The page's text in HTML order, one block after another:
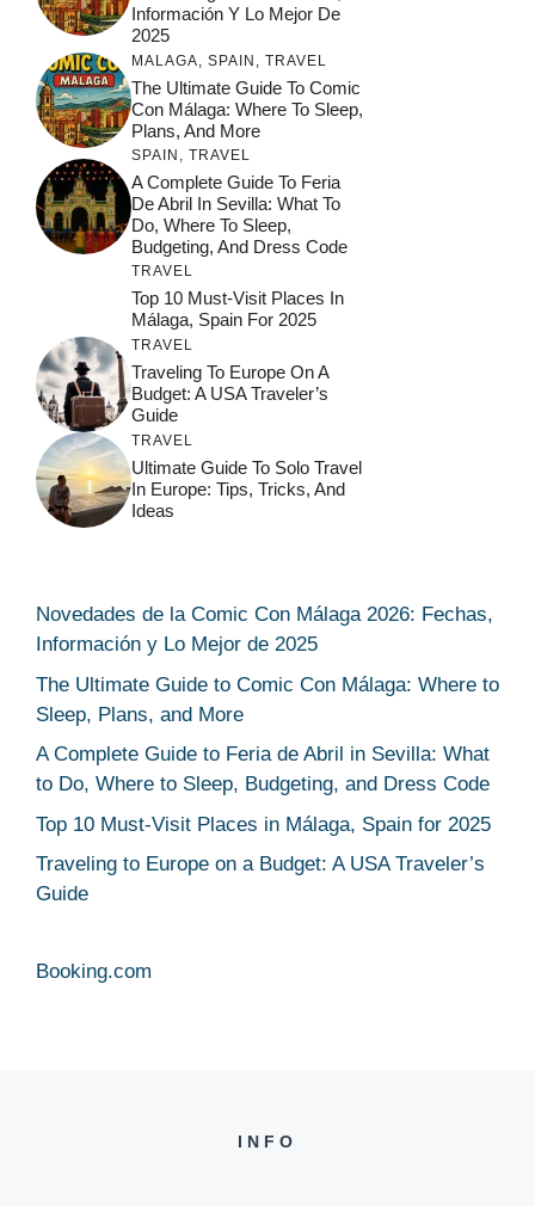
Información Y Lo Mejor De
2025
MALAGA SPAIN TRAVEL
The Ultimate Guide To Comic
Con Málaga: Where To Sleep,
Plans, And More
SPAIN , TRAVEL
A Complete Guide To Feria
De Abril In Sevilla: What To
Do, Where To Sleep,
Budgeting, And Dress Code
TRAVEL
Top 10 Must-Visit Places In
Málaga, Spain For 2025
TRAVEL
Traveling To Europe On A
Budget: A USA Traveler’s
Guide
TRAVEL
Ultimate Guide To Solo Travel
In Europe: Tips, Tricks, And
Ideas
Novedades de la Comic Con Málaga 2026: Fechas,
Información y Lo Mejor de 2025
The Ultimate Guide to Comic Con Málaga: Where to
Sleep, Plans, and More
A Complete Guide to Feria de Abril in Sevilla: What
to Do, Where to Sleep, Budgeting, and Dress Code
Top 10 Must-Visit Places in Málaga, Spain for 2025
Traveling to Europe on a Budget: A USA Traveler’s
Guide
Booking.com
INFO